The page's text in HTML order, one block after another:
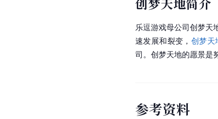
乐逗游戏母公司创梦天
速发展和裂变， 创梦天
司。创梦天地的愿景是
参考资料